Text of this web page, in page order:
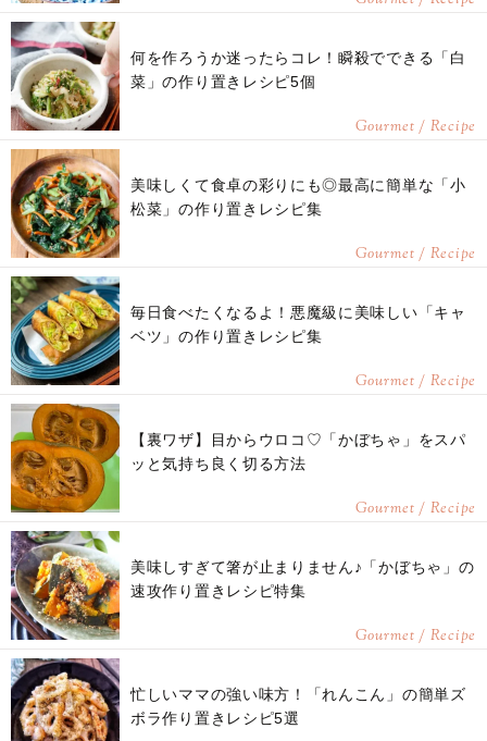
何を作ろうか迷ったらコレ！瞬殺でできる「白
菜」の作り置きレシピ5個
Gourmet / Recipe
美味しくて食卓の彩りにも◎最高に簡単な「小
松菜」の作り置きレシピ集
Gourmet / Recipe
毎日食べたくなるよ！悪魔級に美味しい「キャ
ベツ」の作り置きレシピ集
Gourmet / Recipe
【裏ワザ】目からウロコ♡「かぼちゃ」をスパ
ッと気持ち良く切る方法
Gourmet / Recipe
美味しすぎて箸が止まりません♪「かぼちゃ」の
速攻作り置きレシピ特集
Gourmet / Recipe
忙しいママの強い味方！「れんこん」の簡単ズ
ボラ作り置きレシピ5選